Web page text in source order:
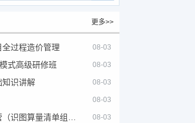
更多>>
过程造价管理 08-03
式高级研修班 08-03
知识讲解 08-03
08-03
08-03